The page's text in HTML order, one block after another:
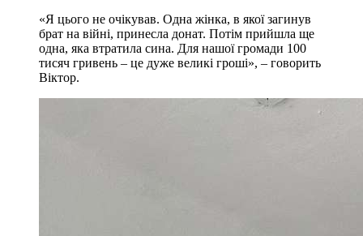
«Я цього не очікував. Одна жінка, в якої загинув
брат на війні, принесла донат. Потім прийшла ще
одна, яка втратила сина. Для нашої громади 100
тисяч гривень – це дуже великі гроші», – говорить
Віктор.